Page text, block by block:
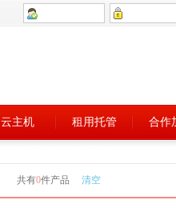
云主机 租用托管 合作
共有0件产品 清空